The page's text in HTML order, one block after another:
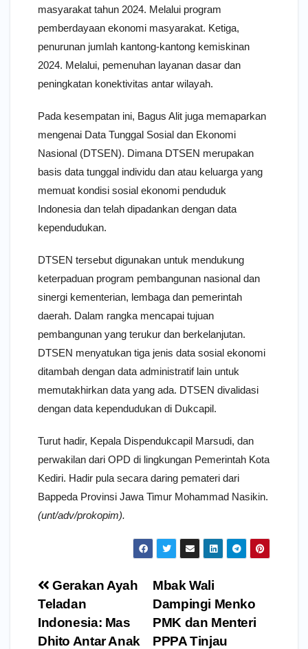
masyarakat tahun 2024. Melalui program
pemberdayaan ekonomi masyarakat. Ketiga,
penurunan jumlah kantong-kantong kemiskinan
2024. Melalui, pemenuhan layanan dasar dan
peningkatan konektivitas antar wilayah.
Pada kesempatan ini, Bagus Alit juga memaparkan
mengenai Data Tunggal Sosial dan Ekonomi
Nasional (DTSEN). Dimana DTSEN merupakan
basis data tunggal individu dan atau keluarga yang
memuat kondisi sosial ekonomi penduduk
Indonesia dan telah dipadankan dengan data
kependudukan.
DTSEN tersebut digunakan untuk mendukung
keterpaduan program pembangunan nasional dan
sinergi kementerian, lembaga dan pemerintah
daerah. Dalam rangka mencapai tujuan
pembangunan yang terukur dan berkelanjutan.
DTSEN menyatukan tiga jenis data sosial ekonomi
ditambah dengan data administratif lain untuk
memutakhirkan data yang ada. DTSEN divalidasi
dengan data kependudukan di Dukcapil.
Turut hadir, Kepala Dispendukcapil Marsudi, dan
perwakilan dari OPD di lingkungan Pemerintah Kota
Kediri. Hadir pula secara daring pemateri dari
Bappeda Provinsi Jawa Timur Mohammad Nasikin.
(unt/adv/prokopim).
Navigasi
pos
Mbak Wali
Dampingi Menko
PMK dan Menteri
PPPA Tinjau
Gerakan Ayah
Teladan
Indonesia: Mas
Dhito Antar Anak